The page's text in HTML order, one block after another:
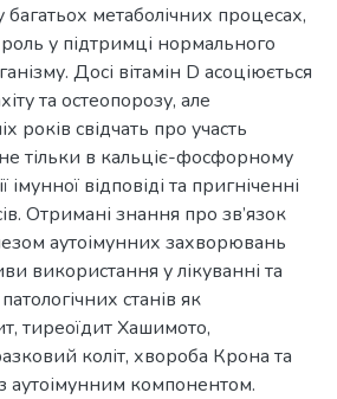
багатьох метаболічних процесах,
у підтримці нормального
Досі вітамін D асоціюється
та остеопорозу, але
років свідчать про участь
тільки в кальціє-фосфорному
імунної відповіді та пригніченні
Отримані знання про зв’язок
аутоімунних захворювань
використання у лікуванні та
станів як
тиреоїдит Хашимото,
коліт, хвороба Крона та
аутоімунним компонентом.